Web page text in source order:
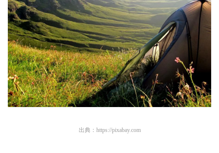
出典： https://pixabay.com